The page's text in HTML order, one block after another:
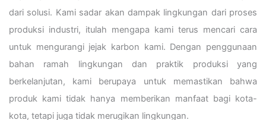
dari solusi. Kami sadar akan dampak lingkungan dari proses
produksi industri, itulah mengapa kami terus mencari cara
untuk mengurangi jejak karbon kami. Dengan penggunaan
bahan ramah lingkungan dan praktik produksi yang
berkelanjutan, kami berupaya untuk memastikan bahwa
produk kami tidak hanya memberikan manfaat bagi kota-
kota, tetapi juga tidak merugikan lingkungan.